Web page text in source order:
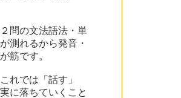
問の文法語法・単
測れるから発音・
筋です。
れでは「話す」
に落ちていくこと